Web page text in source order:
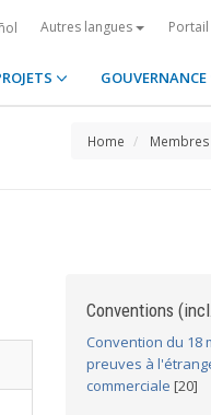
Autres langues
GOUVERNANCE
Home
Conventions
Convention du 18
preuves à
commerciale [20]